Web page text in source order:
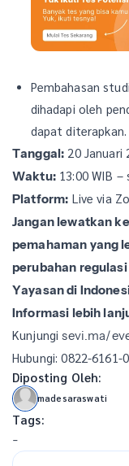
Pembahasan
dihadapi oleh
dapat diterapkan.
Tanggal: 20 Januari
Waktu:13:00 WIB –
Platform: Live via
Jangan lewatkan
pemahaman yang
perubahan
Yayasan di
Informasi lebih
Kunjungisevi.ma/
Hubungi: 0822-6161-
Diposting Oleh:
madesaraswati
Tags:
-